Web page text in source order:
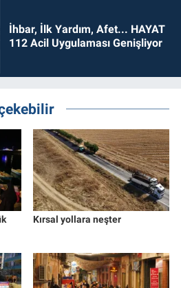
İhbar, İlk Yardım, Afet... HAYAT
112 Acil Uygulaması Genişliyor
Kırsal yollara neşter